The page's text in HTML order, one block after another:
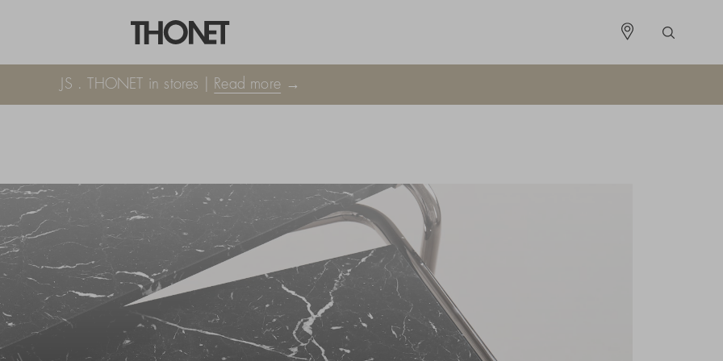
JS . THONET in stores | Read more →